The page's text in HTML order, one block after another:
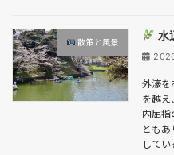
散策と風景 水
外濠を
を越
内屈指
とも
して